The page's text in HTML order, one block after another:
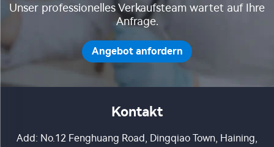
Unser professionelles Verkaufsteam wartet auf Ihre
Anfrage.
Angebot anfordern
Kontakt
Add: No.12 Fenghuang Road, Dingqiao Town, Haining,